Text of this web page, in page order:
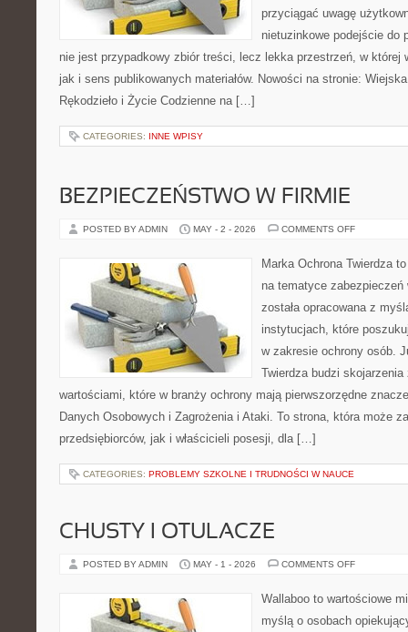
przyciągać uwagę
nietuzinkowe podejście do
nie jest przypadkowy zbiór treści, lecz lekka przestrzeń, w której
jak i sens publikowanych materiałów. Nowości na stronie:
Rękodzieło i Życie Codzienne na […]
CATEGORIES: INNE WPISY
BEZPIECZEŃSTWO W FIRMIE
POSTED BY ADMIN MAY - 2 - 2026 COMMENTS OFFON
FIRMIE
Marka Ochrona Twierdza
na tematyce
została opracowana z
instytucjach, które
w zakresie ochrony osób.
Twierdza budzi
wartościami, które w branży ochrony mają pierwszorzędne
Danych Osobowych i Zagrożenia i Ataki. To strona, która może
przedsiębiorców, jak i właścicieli posesji, dla […]
CATEGORIES: PROBLEMY SZKOLNE I TRUDNOŚCI W NAUCE
CHUSTY I OTULACZE
POSTED BY ADMIN MAY - 1 - 2026 COMMENTS OFFON
OTULACZE
Wallaboo to wartościowe
myślą o osobach